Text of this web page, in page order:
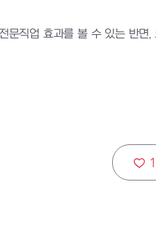
문직업 효과를 볼 수 있는 반
1